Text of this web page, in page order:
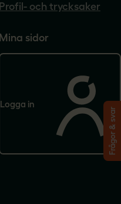
Profil- och trycksaker
Mina sidor
Logga in
Frågor & svar